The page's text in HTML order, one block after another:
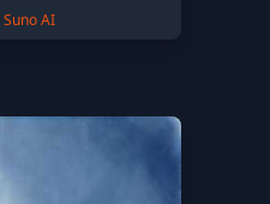
Suno AI